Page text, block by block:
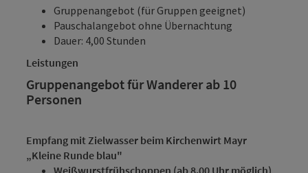
Gruppenangebot (für Gruppen geeignet)
Pauschalangebot ohne Übernachtung
Dauer: 4,00 Stunden
Leistungen
Gruppenangebot für Wanderer ab 10
Personen
Empfang mit Zielwasser beim Kirchenwirt Mayr
„Kleine Runde blau"
Weißwurstfrühschoppen (ab 8.00 Uhr möglich)